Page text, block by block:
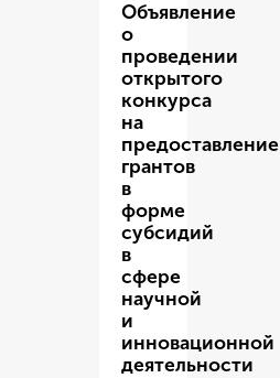
Объявление
о
проведении
открытого
конкурса
на
предоставление
грантов
в
форме
субсидий
в
сфере
научной
и
инновационной
деятельности